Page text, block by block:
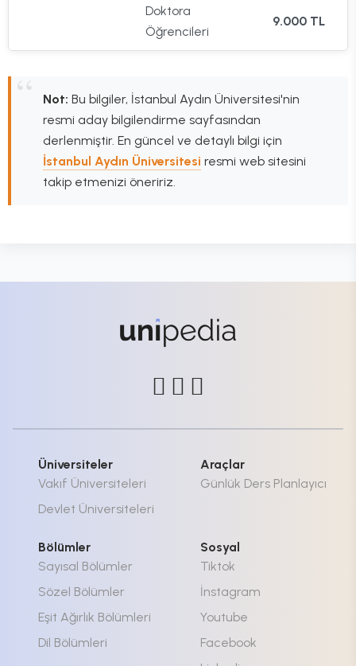
Doktora
Öğrencileri
9.000 TL
Not: Bu bilgiler, İstanbul Aydın Üniversitesi'nin
resmi aday bilgilendirme sayfasından
derlenmiştir. En güncel ve detaylı bilgi için
İstanbul Aydın Üniversitesi resmi web sitesini
takip etmenizi öneririz.
Üniversiteler
Vakıf Üniversiteleri
Devlet Üniversiteleri
Araçlar
Günlük Ders Planlayıcı
Bölümler
Sayısal Bölümler
Sözel Bölümler
Eşit Ağırlık Bölümleri
Dil Bölümleri
Sosyal
Tiktok
İnstagram
Youtube
Facebook